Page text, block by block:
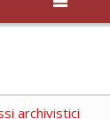
archivistici